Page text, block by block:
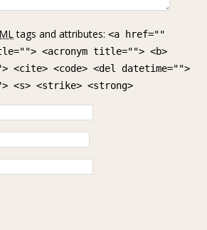
tags and attributes: <a href=""
<acronym title=""> <b>
<cite> <code> <del datetime="">
<s> <strike> <strong>